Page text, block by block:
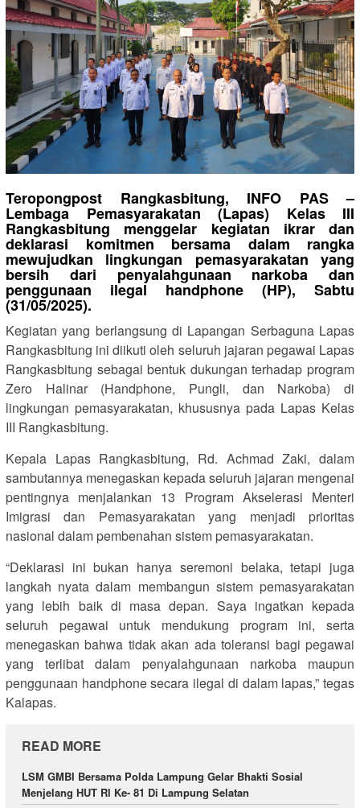
Teropongpost Rangkasbitung, INFO PAS –
Lembaga Pemasyarakatan (Lapas) Kelas III
Rangkasbitung menggelar kegiatan ikrar dan
deklarasi komitmen bersama dalam rangka
mewujudkan lingkungan pemasyarakatan yang
bersih dari penyalahgunaan narkoba dan
penggunaan ilegal handphone (HP), Sabtu
(31/05/2025).
Kegiatan yang berlangsung di Lapangan Serbaguna Lapas
Rangkasbitung ini diikuti oleh seluruh jajaran pegawai Lapas
Rangkasbitung sebagai bentuk dukungan terhadap program
Zero Halinar (Handphone, Pungli, dan Narkoba) di
lingkungan pemasyarakatan, khususnya pada Lapas Kelas
III Rangkasbitung.
Kepala Lapas Rangkasbitung, Rd. Achmad Zaki, dalam
sambutannya menegaskan kepada seluruh jajaran mengenai
pentingnya menjalankan 13 Program Akselerasi Menteri
Imigrasi dan Pemasyarakatan yang menjadi prioritas
nasional dalam pembenahan sistem pemasyarakatan.
“Deklarasi ini bukan hanya seremoni belaka, tetapi juga
langkah nyata dalam membangun sistem pemasyarakatan
yang lebih baik di masa depan. Saya ingatkan kepada
seluruh pegawai untuk mendukung program ini, serta
menegaskan bahwa tidak akan ada toleransi bagi pegawai
yang terlibat dalam penyalahgunaan narkoba maupun
penggunaan handphone secara ilegal di dalam lapas,” tegas
Kalapas.
READ MORE
LSM GMBI Bersama Polda Lampung Gelar Bhakti Sosial
Menjelang HUT Rl Ke- 81 Di Lampung Selatan